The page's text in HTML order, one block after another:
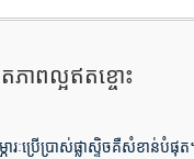
ាពល្អឥតខ្ចោះ
ារៈប្រើប្រាស់ផ្លាស្ទិចគឺសំខាន់